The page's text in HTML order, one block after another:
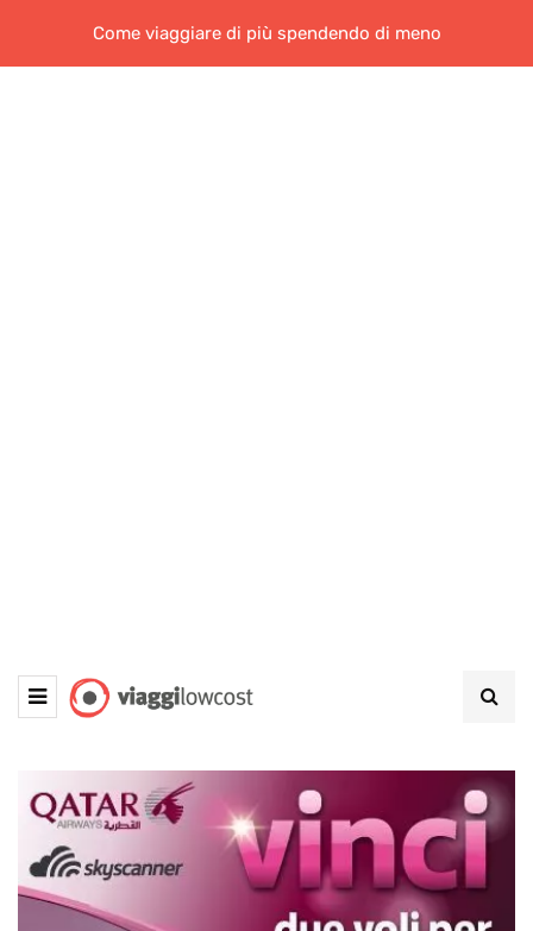
Come viaggiare di più spendendo di meno